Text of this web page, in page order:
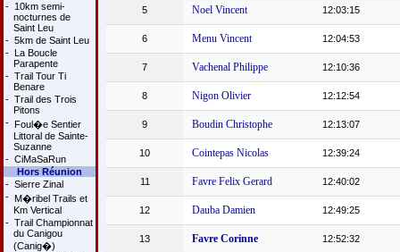
- 10km semi-
nocturnes de
Saint Leu
- 5km de Saint Leu
- La Boucle
Parapente
- Trail Tour Ti
Benare
- Trail des Trois
Pitons
- Foul�e Sentier
Littoral de Sainte-
Suzanne
- CiMaSaRun
Hors Réunion
- Sierre Zinal
- M�ribel Trails et
Km Vertical
- Trail Championnat
du Canigou
(Canig�)
5 Noel Vincent 12:03:15
6 Menu Vincent 12:04:53
7 Vachenal Philippe 12:10:36
8 Nigon Olivier 12:12:54
9 Boudin Christophe 12:13:07
10 Cointepas Nicolas 12:39:24
11 Favre Felix Gerard 12:40:02
12 Dauba Damien 12:49:25
13 Favre Corinne 12:52:32